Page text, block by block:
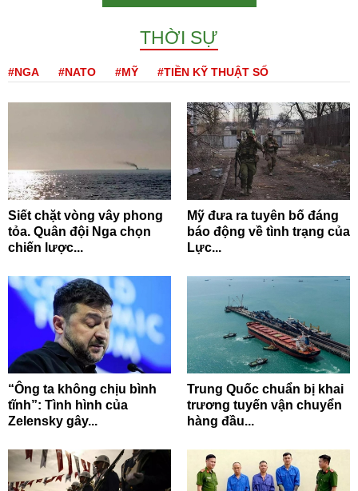
THỜI SỰ
#NGA #NATO #MỸ #TIỀN KỸ THUẬT SỐ
Siết chặt vòng vây phong
tỏa. Quân đội Nga chọn
chiến lược...
Mỹ đưa ra tuyên bố đáng
báo động về tình trạng của
Lực...
“Ông ta không chịu bình
tĩnh”: Tình hình của
Zelensky gây...
Trung Quốc chuẩn bị khai
trương tuyến vận chuyển
hàng đầu...